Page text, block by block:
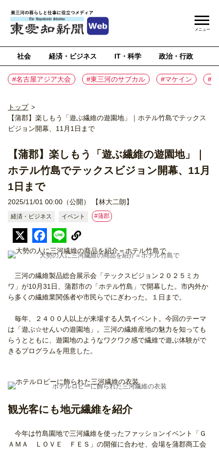
社会 経済・ビジネス IT・科学 政治・行政
#名古屋アジア大会 #東三河のサブカル #マケイン #
メニュー
トップ >
【蒲郡】楽しもう「遊ぶ繊維の遊園地」｜ホテル竹島でテックス
ビジョン開幕、11月1日まで
【蒲郡】楽しもう「遊ぶ繊維の遊園地」｜
ホテル竹島でテックスビジョン開幕、11月
1日まで
2025/11/01 00:00（公開） 【林大二朗】
経済・ビジネス イベント #蒲郡
大勢の人に三河繊維の商品を紹介＝ホテル竹島で
三河の繊維製品総合展示会「テックスビジョン２０２５ミカ
ワ」が10月31日、蒲郡市の「ホテル竹島」で開幕した。市内外か
ら多くの繊維業関係者や市民らでにぎわった。１日まで。
毎年、２４００人以上が来場する人気イベント。今回のテーマ
は「遊ぶ☆せんいの遊園地」。三河の繊維産地の魅力を知っても
らうとともに、遊園地のようなワクワク感で繊維で遊ぶ体験がで
きるプログラムを用意した。
ホテルロビーに飾られた三河繊維の衣装
観光客にも地元繊維を紹介
今年は竹島園地で三河繊維を使ったファッションイベント「Ｇ
ＡＭＡ ＬＯＶＥ ＦＥＳ」の開催に合わせ、会場を蒲郡商工会